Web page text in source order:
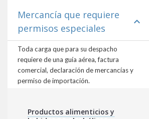
Mercancía que requiere
permisos especiales
expand_less
Toda carga que para su despacho
requiere de una guía aérea, factura
comercial, declaración de mercancías y
permiso de importación.
Productos alimenticios y